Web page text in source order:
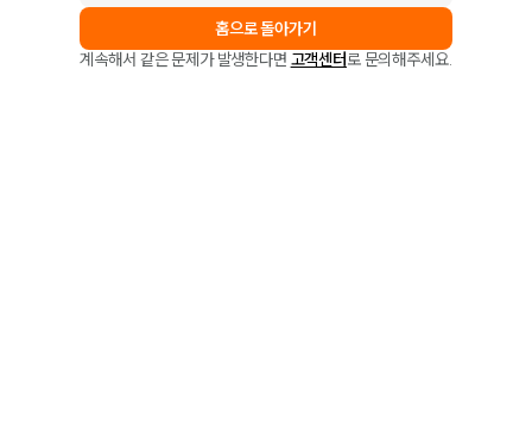
홈으로 돌아가기
계속해서 같은 문제가 발생한다면 고객센터로 문의해주세요.